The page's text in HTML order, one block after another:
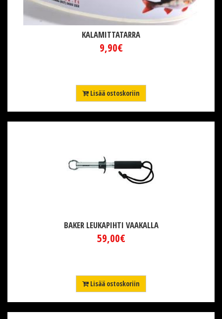
KALAMITTATARRA
9,90€
Lisää ostoskoriin
BAKER LEUKAPIHTI VAAKALLA
59,00€
Lisää ostoskoriin